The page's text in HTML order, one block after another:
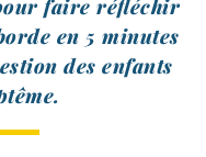
faire réflé­chir
en 5 minutes
des enfants